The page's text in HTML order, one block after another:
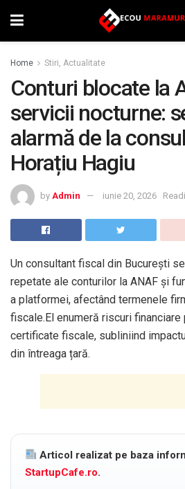
Home Stiri, Actualitate
Conturi blocate la
servicii nocturne:
alarmă de la
Horațiu Hagiu
by Admin iunie 20, 2026
Un consultant fiscal din București
repetate ale conturilor la ANAF și
a platformei, afectând termenele
fiscale.El enumeră riscuri
certificate fiscale, subliniind
din întreaga țară.
Articol realizat pe baza
StartupCafe.ro.